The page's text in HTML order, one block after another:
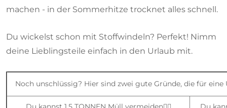
machen - in der Sommerhitze trocknet alles schnell.
Du wickelst schon mit Stoffwindeln? Perfekt! Nimm
deine Lieblingsteile einfach in den Urlaub mit.
Noch unschlüssig? Hier sind zwei gute Gründe, die für